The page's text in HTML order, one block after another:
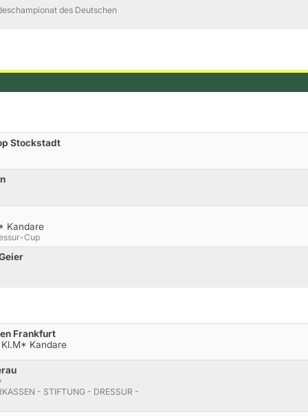
des Deutschen
Stockstadt
Kandare
Cup
Frankfurt
Kandare
- STIFTUNG - DRESSUR -